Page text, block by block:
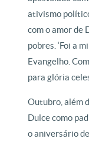
ativismo
com o amor de
pobres. ‘Foi a
Evangelho.
para glória
Outubro, além
Dulce como
o aniversário